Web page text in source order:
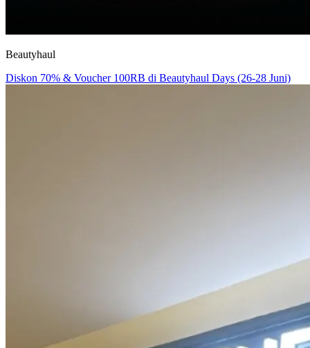
Beautyhaul
Diskon 70% & Voucher 100RB di Beautyhaul Days (26-28 Juni)